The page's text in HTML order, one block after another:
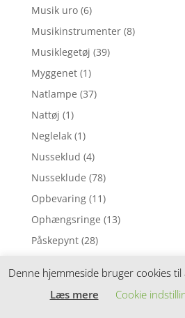
Musik uro (6)
Musikinstrumenter (8)
Musiklegetøj (39)
Myggenet (1)
Natlampe (37)
Nattøj (1)
Neglelak (1)
Nusseklud (4)
Nusseklude (78)
Opbevaring (11)
Ophængsringe (13)
Påskepynt (28)
Perleplader
Perler (116)
Denne hjemmeside bruger cookies
Læs mere
Cookie